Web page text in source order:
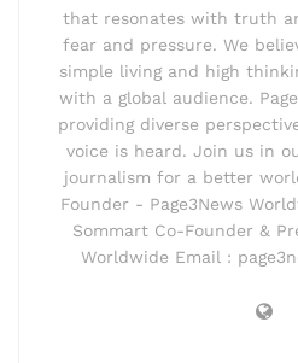
that resonates with truth
fear and pressure. We
simple living and high
with a global audience.
providing diverse
voice is heard. Join us in
journalism for a better
Founder - Page3News
Sommart Co-Founder &
Worldwide Email :